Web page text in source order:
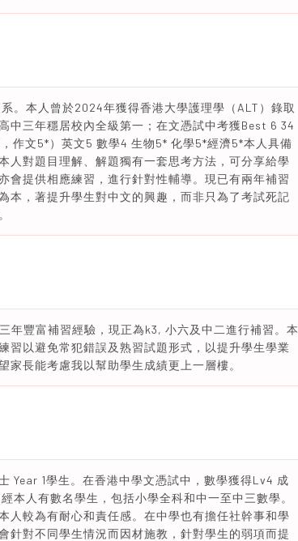
。本人曾於2024年獲得香港大學護理學（ALT）錄取
中三年穩居校內全級第一；在文憑試中考獲Best 6 34
作文5*）英文5 數學4 生物5* 化學5*經濟5*本人具備
人對題目理解、解題獨有一套思考方法，可分享給學
會提供相應練習，進行針對性輔導。現已有兩年補習
本，著提升學生對中文的興趣，而非只為了考試死記
豐富補習經驗，現正為k3, 小六及中二進行補習。本
習以避免常犯錯誤及熟習試題形式，以提升學生學業
長能考慮我以幫助學生成績更上一層樓。
Year 1學生。在香港中學文憑試中，數學獲得Lv4 成
本人有數名學生，包括小學全科和中一至中三數學。
人較為有耐心和責任感。在中學也有擔任社幹事和學
針對不同學生情況而因材施教，針對學生的弱項而提